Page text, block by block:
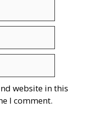
website in this
I comment.